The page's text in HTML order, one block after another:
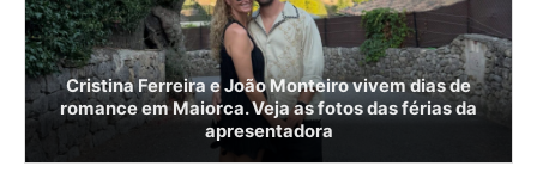
Cristina Ferreira e João Monteiro vivem dias de
romance em Maiorca. Veja as fotos das férias da
apresentadora